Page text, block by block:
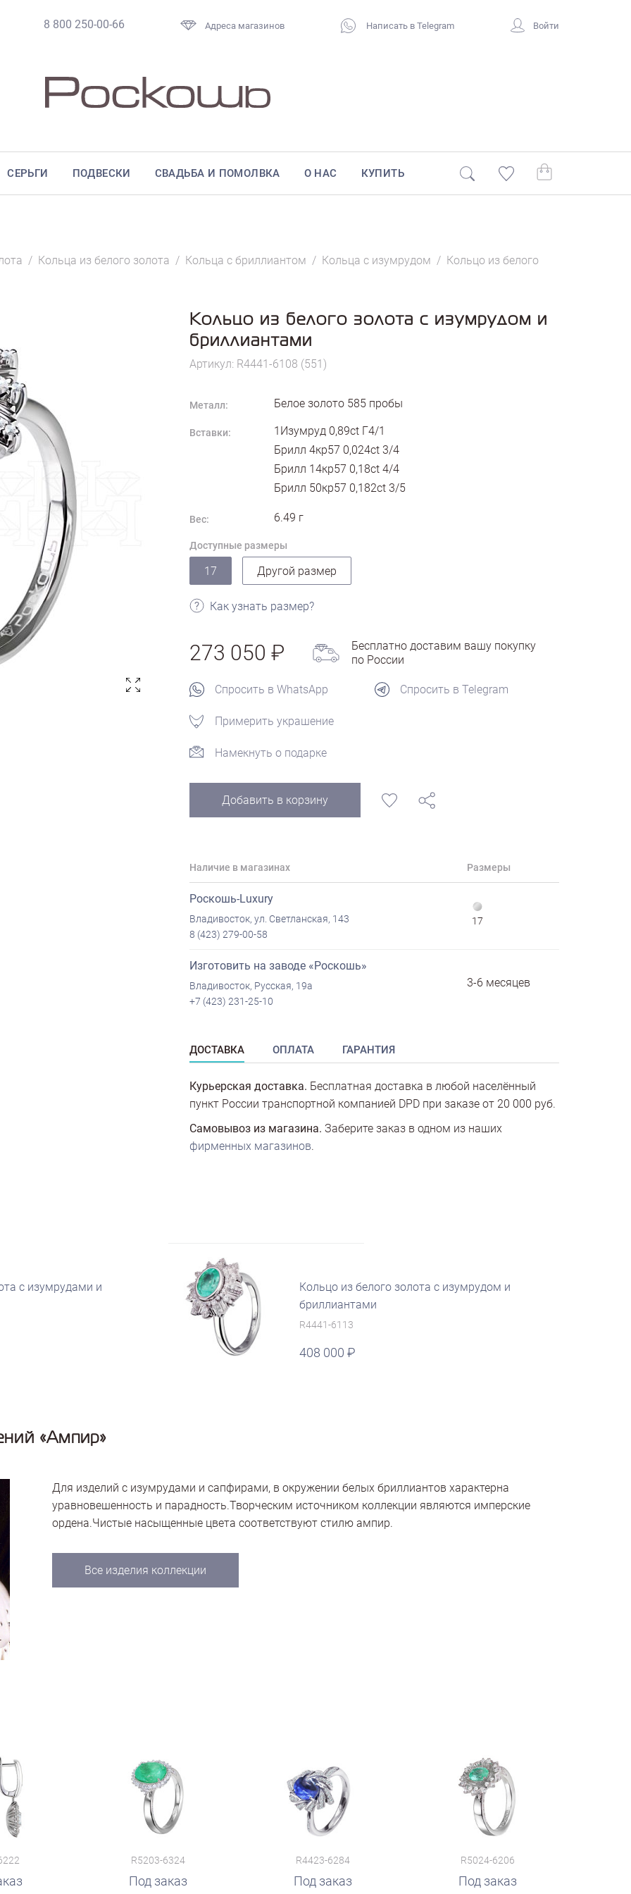
8 800 250-00-66 Адреса магазинов Написать в Telegram Войти
СЕРЬГИ ПОДВЕСКИ СВАДЬБА И ПОМОЛВКА О НАС КУПИТЬ
/ Кольца из белого золота / Кольца с бриллиантом / Кольца с изумрудом / Кольцо из белого
Кольцо из белого золота с изумрудом и
бриллиантами
Артикул: R4441-6108 (551)
Металл: Белое золото 585 пробы
Вставки:
1Изумруд 0,89ct Г4/1
Брилл 4кр57 0,024ct 3/4
Брилл 14кр57 0,18ct 4/4
Брилл 50кр57 0,182ct 3/5
Вес: 6.49 г
Доступные размеры
17 Другой размер
Как узнать размер?
273 050
Бесплатно доставим вашу покупку
по России
Спросить в WhatsApp Спросить в Telegram
Примерить украшение
Намекнуть о подарке
Добавить в корзину
Наличие в магазинах Размеры
Роскошь-Luxury
Владивосток, ул. Светланская, 143
8 (423) 279-00-58
17
Изготовить на заводе «Роскошь»
Владивосток, Русская, 19а
+7 (423) 231-25-10
3-6 месяцев
ДОСТАВКА ОПЛАТА ГАРАНТИЯ
Курьерская доставка. Бесплатная доставка в любой населённый
пункт России транспортной компанией DPD при заказе от 20 000 руб.
Самовывоз из магазина. Заберите заказ в одном из наших
фирменных магазинов.
с изумрудами и
Кольцо из белого золота с изумрудом и
бриллиантами
R4441-6113
408 000
«Ампир»
Для изделий с изумрудами и сапфирами, в окружении белых бриллиантов характерна
уравновешенность и парадность.Творческим источником коллекции являются имперские
ордена.Чистые насыщенные цвета соответствуют стилю ампир.
Все изделия коллекции
R5203-6324
Под заказ
R4423-6284
Под заказ
R5024-6206
Под заказ